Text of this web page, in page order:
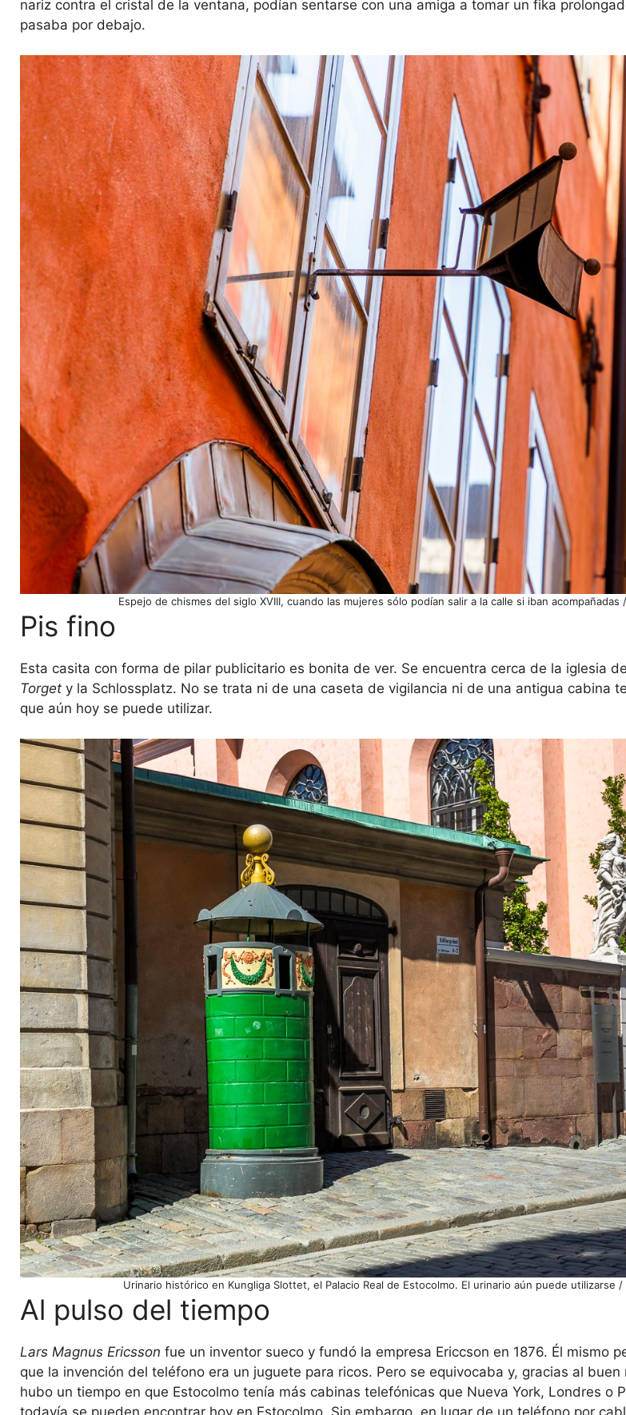
nariz contra el cristal de la ventana, podían sentarse con una amiga a tomar un fika
pasaba por debajo.
Espejo de chismes del siglo XVIII, cuando las mujeres sólo podían salir a la calle si iban
Pis fino
Esta casita con forma de pilar publicitario es bonita de ver. Se encuentra cerca de la iglesia
Torget y la Schlossplatz. No se trata ni de una caseta de vigilancia ni de una antigua cabina
que aún hoy se puede utilizar.
Urinario histórico en Kungliga Slottet, el Palacio Real de Estocolmo. El urinario aún puede utilizarse
Al pulso del tiempo
Lars Magnus Ericsson fue un inventor sueco y fundó la empresa Ericcson en 1876. Él mismo
que la invención del teléfono era un juguete para ricos. Pero se equivocaba y, gracias al
hubo un tiempo en que Estocolmo tenía más cabinas telefónicas que Nueva York, Londres o